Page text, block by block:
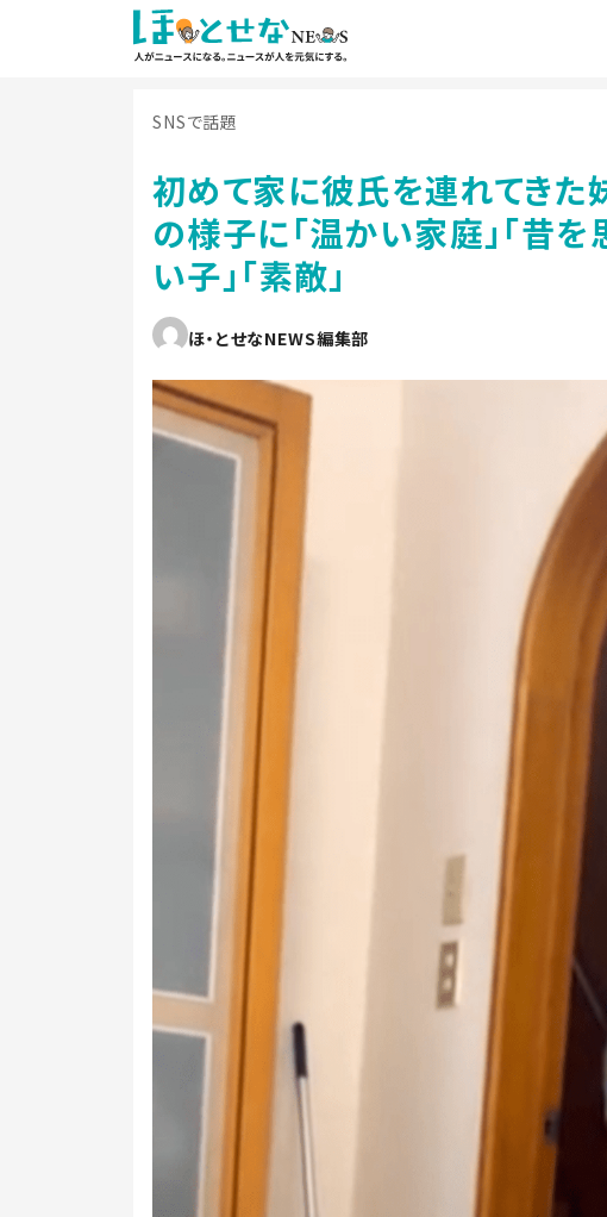
SNSで話題
初めて家に彼氏を連れてき
の様子に「温かい家庭」「昔
い子」「素敵」
ほ・とせなNEWS編集部